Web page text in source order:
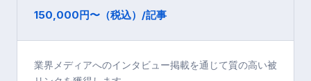
150,000円〜（税込）/記事
業界メディアへのインタビュー掲載を通じて質の高い被